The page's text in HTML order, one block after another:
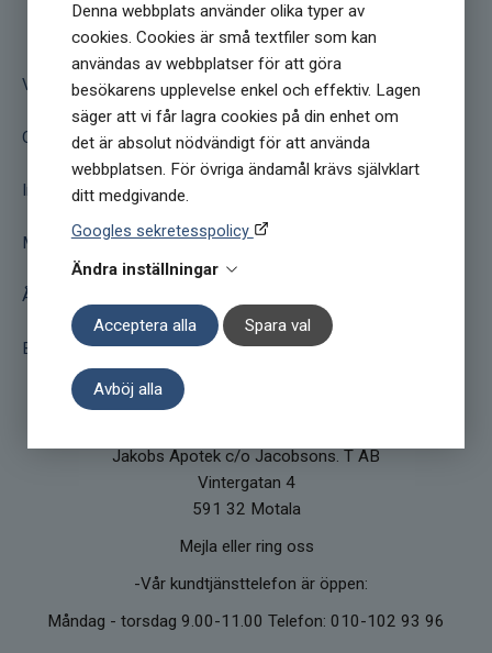
Denna webbplats använder olika typer av
cookies. Cookies är små textfiler som kan
användas av webbplatser för att göra
besökarens upplevelse enkel och effektiv. Lagen
säger att vi får lagra cookies på din enhet om
det är absolut nödvändigt för att använda
webbplatsen. För övriga ändamål krävs självklart
ditt medgivande.
Googles sekretesspolicy
Ändra inställningar
Acceptera alla Spara val
Avböj alla
Jakobs Apotek
Villkor
Om oss
Integritetspolicy
Mina sidor
Återkallelser
Butiken i Motala
Jakobs Apotek c/o Jacobsons. T AB
Vintergatan 4
591 32 Motala
Mejla eller ring oss
-Vår kundtjänsttelefon är öppen:
Måndag - torsdag 9.00-11.00 Telefon: 010-102 93 96